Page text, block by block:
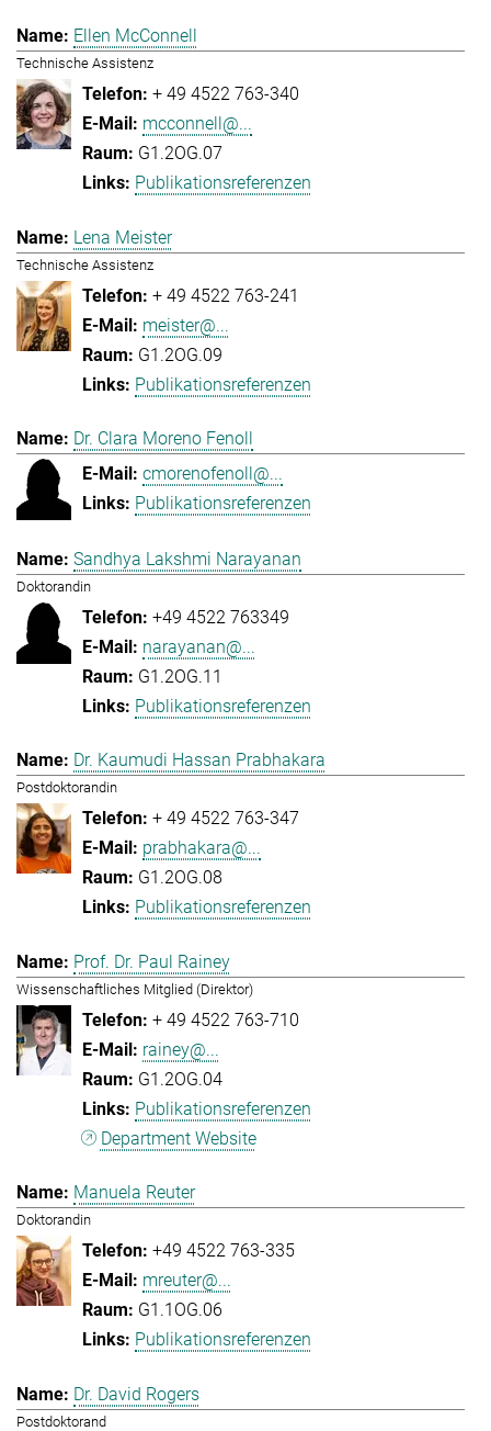
Ellen McConnell
Technische Assistenz
+ 49 4522 763-340
mcconnell@...
G1.2OG.07
Publikationsreferenzen
Lena Meister
Technische Assistenz
+ 49 4522 763-241
meister@...
G1.2OG.09
Publikationsreferenzen
Dr. Clara Moreno Fenoll
cmorenofenoll@...
Publikationsreferenzen
Sandhya Lakshmi Narayanan
Doktorandin
+49 4522 763349
narayanan@...
G1.2OG.11
Publikationsreferenzen
Dr. Kaumudi Hassan Prabhakara
Postdoktorandin
+ 49 4522 763-347
prabhakara@...
G1.2OG.08
Publikationsreferenzen
Prof. Dr. Paul Rainey
Wissenschaftliches Mitglied (Direktor)
+ 49 4522 763-710
rainey@...
G1.2OG.04
Publikationsreferenzen
Department Website
Manuela Reuter
Doktorandin
+49 4522 763-335
mreuter@...
G1.1OG.06
Publikationsreferenzen
Dr. David Rogers
Postdoktorand